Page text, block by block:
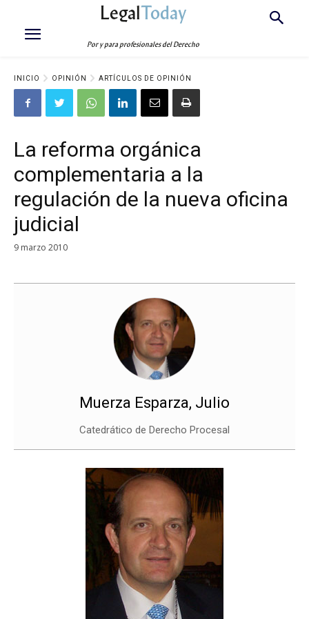
LegalToday
Por y para profesionales del Derecho
INICIO OPINIÓN ARTÍCULOS DE OPINIÓN
La reforma orgánica
complementaria a la
regulación de la nueva oficina
judicial
9 marzo 2010
Muerza Esparza, Julio
Catedrático de Derecho Procesal